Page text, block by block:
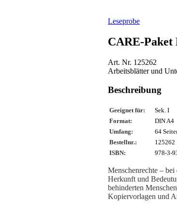
Leseprobe
CARE-Paket
Art. Nr. 125262
Arbeitsblätter und
Beschreibung
Geeignet für:
Sek. I
Format:
DIN A4
Umfang:
64
Bestellnr.:
125262
ISBN:
978-3-
Menschenrechte –
Herkunft und
behinderten
Kopiervorlagen und